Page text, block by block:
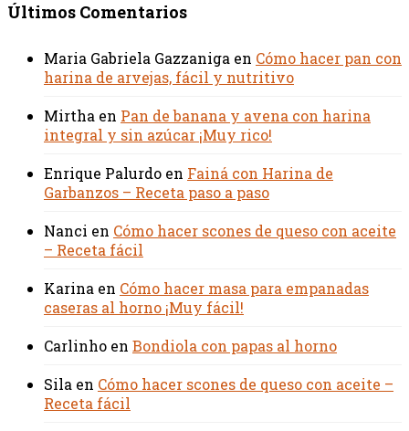
Últimos Comentarios
Maria Gabriela Gazzaniga en Cómo hacer pan con
harina de arvejas, fácil y nutritivo
Mirtha en Pan de banana y avena con harina
integral y sin azúcar ¡Muy rico!
Enrique Palurdo en Fainá con Harina de
Garbanzos – Receta paso a paso
Nanci en Cómo hacer scones de queso con aceite
– Receta fácil
Karina en Cómo hacer masa para empanadas
caseras al horno ¡Muy fácil!
Carlinho en Bondiola con papas al horno
Sila en Cómo hacer scones de queso con aceite –
Receta fácil